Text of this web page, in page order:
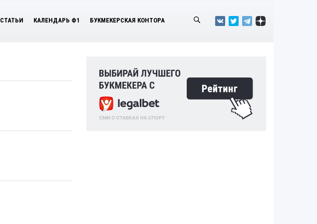
СТАТЬИ КАЛЕНДАРЬ Ф1 БУКМЕКЕРСКАЯ КОНТОРА